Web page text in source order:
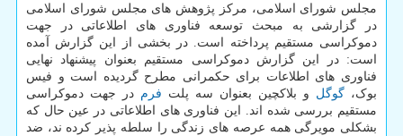
مجلس شورای اسلامی، مرکز پژوهش های مجلس شورای اسلامی
در گزارشی به مبحث توسعه فناوری های اطلاعاتی در جهت
دموکراسی مستقیم پرداخته است. در بخشی از این گزارش آمده
است: در این گزارش دموکراسی مستقیم بعنوان پیشنهاد نهایی
فناوری های اطلاعات برای حکمرانی مطرح گردیده است و فیس
بوک، گوگل و بلاکچین بعنوان سه پلت فرم در جهت دموکراسی
مستقیم بررسی شده اند. این فناوری های اطلاعاتی در عین حال که
بشکلی مویرگی همه عرصه های زندگی را سلطه پذیر کرده ند، ضد